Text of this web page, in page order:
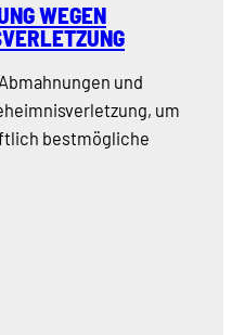
WEGEN
und
um
bestmögliche